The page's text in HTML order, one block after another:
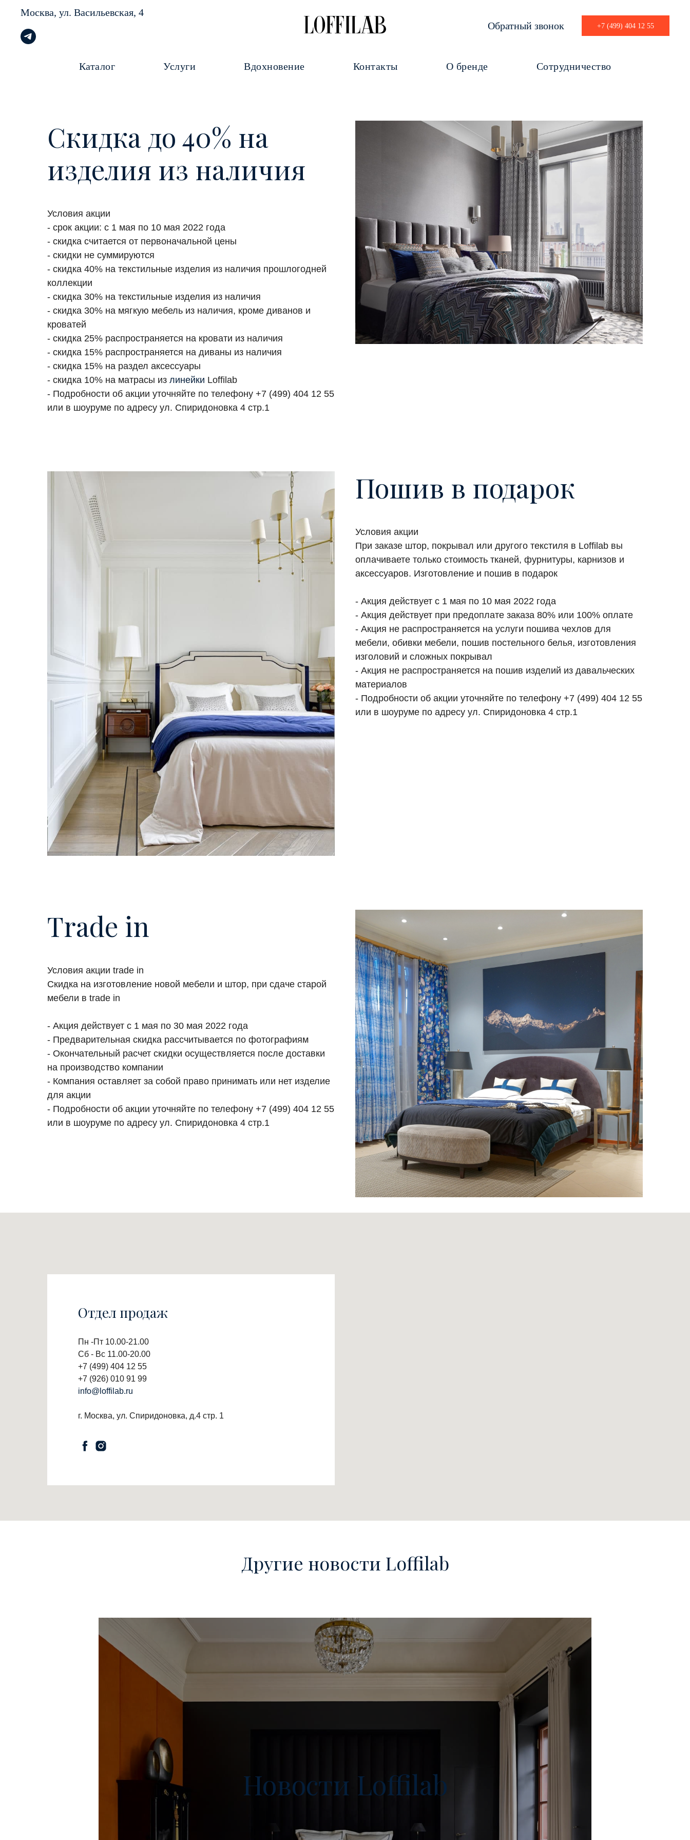
Москва, ул. Васильевская, 4
Обратный звонок
+7 (499) 404 12 55
Каталог Услуги Вдохновение Контакты О бренде Сотрудничество
Скидка до 40% на
изделия из наличия
Условия акции
- срок акции: с 1 мая по 10 мая 2022 года
- скидка считается от первоначальной цены
- скидки не суммируются
- скидка 40% на текстильные изделия из наличия прошлогодней
коллекции
- скидка 30% на текстильные изделия из наличия
- скидка 30% на мягкую мебель из наличия, кроме диванов и
кроватей
- скидка 25% распространяется на кровати из наличия
- скидка 15% распространяется на диваны из наличия
- скидка 15% на раздел аксессуары
- скидка 10% на матрасы из линейки Loffilab
- Подробности об акции уточняйте по телефону +7 (499) 404 12 55
или в шоуруме по адресу ул. Спиридоновка 4 стр.1
Пошив в подарок
Условия акции
При заказе штор, покрывал или другого текстиля в Loffilab вы
оплачиваете только стоимость тканей, фурнитуры, карнизов и
аксессуаров. Изготовление и пошив в подарок
- Акция действует с 1 мая по 10 мая 2022 года
- Акция действует при предоплате заказа 80% или 100% оплате
- Акция не распространяется на услуги пошива чехлов для
мебели, обивки мебели, пошив постельного белья, изготовления
изголовий и сложных покрывал
- Акция не распространяется на пошив изделий из давальческих
материалов
- Подробности об акции уточняйте по телефону +7 (499) 404 12 55
или в шоуруме по адресу ул. Спиридоновка 4 стр.1
Trade in
Условия акции trade in
Скидка на изготовление новой мебели и штор, при сдаче старой
мебели в trade in
- Акция действует с 1 мая по 30 мая 2022 года
- Предварительная скидка рассчитывается по фотографиям
- Окончательный расчет скидки осуществляется после доставки
на производство компании
- Компания оставляет за собой право принимать или нет изделие
для акции
- Подробности об акции уточняйте по телефону +7 (499) 404 12 55
или в шоуруме по адресу ул. Спиридоновка 4 стр.1
Отдел продаж
Пн -Пт 10.00-21.00
Сб - Вс 11.00-20.00
+7 (499) 404 12 55
+7 (926) 010 91 99
info@loffilab.ru
г. Москва, ул. Спиридоновка, д.4 стр. 1
Другие новости Loffilab
Новости Loffilab